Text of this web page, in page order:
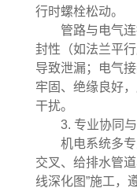
行时螺栓松动。
管路与电气
封性（如法兰平
导致泄漏；电气
牢固、绝缘良好
干扰。
3. 专业协同
机电系统多
交叉、给排水管
线深化图”施工，